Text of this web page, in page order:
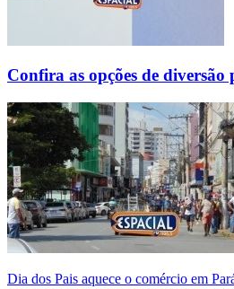
Confira as opções de
Dia dos Pais aquece o comércio em